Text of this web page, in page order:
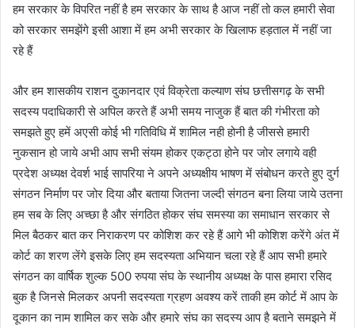
हम सरकार के विपरित नहीं है हम सरकार के साथ है आज नहीं तो कल हमारी सेवा
को सरकार समझेंगे इसी आशा में हम अभी सरकार के खिलाफ हड़ताल में नहीं जा
रहे हैं
और हम शासकीय राशन दुकानदार एवं विक्रेता कल्याण संघ छत्तीसगढ़ के सभी
सदस्य पदाधिकारी से अपिल करते हैं अभी समय नाजुक हैं बात की गंभीरता को
समझते हुए हमें अएसी कोई भी गतिविधि में शामिल नही होनी है जीससे हमारी
नुकसान हो जाये अभी आप सभी संयम होकर एकट्ठा होने पर जोर लगाये वही
प्रदेश अध्यक्ष देवर्श भाई सापरिया ने अपने अध्यक्षीय भाषण में संबोधन करते हुए दुर्ग
संगठन निर्माण पर जोर दिया और बताया जितना जल्दी संगठन बना लिया जाये उतना
हम सब के लिए अच्छा है और संगठित होकर संघ समस्या का समाधान सरकार से
मिल बैठकर बात कर निराकरण पर कोशिश कर रहे हैं आगे भी कोशिश करेंगे अंत में
कोर्ट का शरण लेंगे इसके लिए हम सदस्यता अभियान चला रहे हैं आप सभी हमारे
संगठन का वार्षिक शुल्क 500 रुपया संघ के स्थानीय अध्यक्ष के पास हमारा रसिद
बुक है जिनसे मिलकर अपनी सदस्यता ग्रहण अवश्य करें ताकी हम कोर्ट में आप के
दूकान का नाम शामिल कर सके और हमारे संघ का सदस्य आप है बताने समझने में